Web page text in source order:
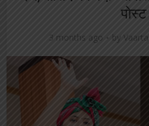
पोस्ट
3 months ago by